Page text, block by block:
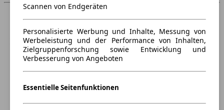
Scannen von Endgeräten
Personalisierte Werbung und Inhalte, Messung von
Werbeleistung und der Performance von Inhalten,
Zielgruppenforschung sowie Entwicklung und
Verbesserung von Angeboten
Essentielle Seitenfunktionen